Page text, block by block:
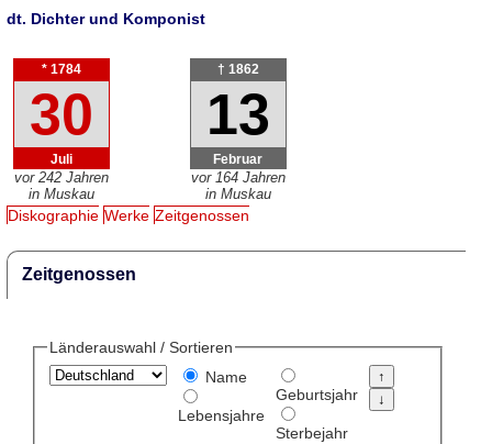
dt. Dichter und Komponist
* 1784
30
Juli
vor 242 Jahren
in Muskau
† 1862
13
Februar
vor 164 Jahren
in Muskau
Diskographie Werke Zeitgenossen
Zeitgenossen
Länderauswahl / Sortieren
Name
Lebensjahre
Geburtsjahr
Sterbejahr